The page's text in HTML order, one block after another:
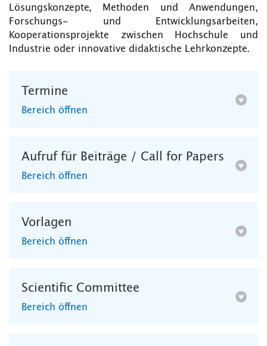
Lösungskonzepte, Methoden und Anwendungen,
Forschungs- und Entwicklungsarbeiten,
Kooperationsprojekte zwischen Hochschule und
Industrie oder innovative didaktische Lehrkonzepte.
Termine
Bereich öffnen
Aufruf für Beiträge / Call for Papers
Bereich öffnen
Vorlagen
Bereich öffnen
Scientific Committee
Bereich öffnen